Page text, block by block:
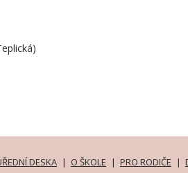
DESKA O ŠKOLE PRO RODIČE